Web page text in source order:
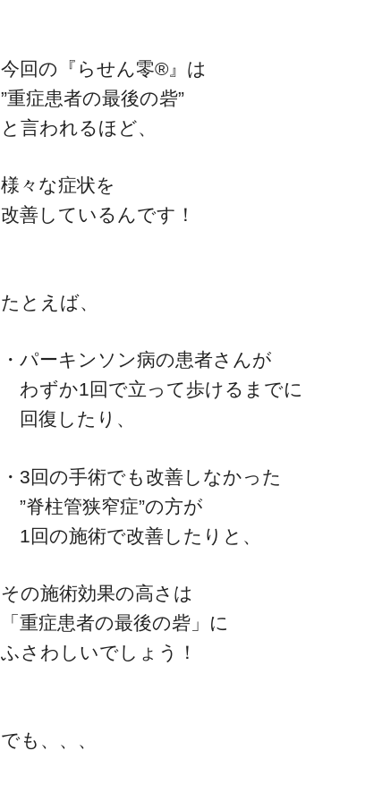
今回の『らせん零®』は
”重症患者の最後の砦”
と言われるほど、
様々な症状を
改善しているんです！
たとえば、
・パーキンソン病の患者さんが
わずか1回で立って歩けるまでに
回復したり、
・3回の手術でも改善しなかった
”脊柱管狭窄症”の方が
1回の施術で改善したりと、
その施術効果の高さは
「重症患者の最後の砦」に
ふさわしいでしょう！
でも、、、